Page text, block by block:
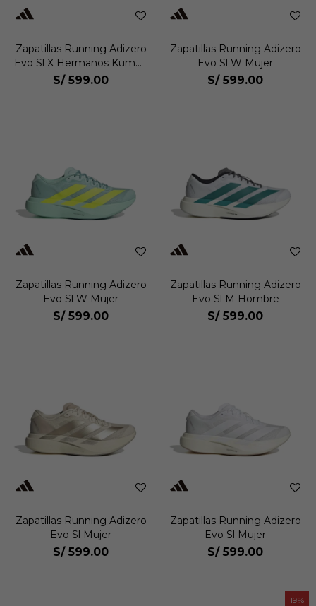
Zapatillas Running Adizero
Evo Sl X Hermanos Kumori
Hombre
S/ 599.00
Zapatillas Running Adizero
Evo Sl W Mujer
S/ 599.00
Zapatillas Running Adizero
Evo Sl W Mujer
S/ 599.00
Zapatillas Running Adizero
Evo Sl M Hombre
S/ 599.00
Zapatillas Running Adizero
Evo Sl Mujer
S/ 599.00
Zapatillas Running Adizero
Evo Sl Mujer
S/ 599.00
19